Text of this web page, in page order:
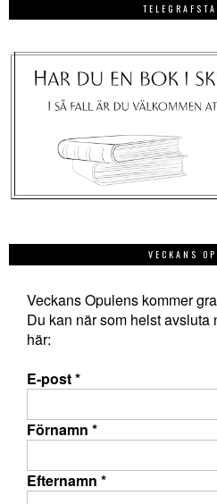
VECKANS
Veckans Opulens kommer
Du kan när som helst avsluta
här:
E-post*
Förnamn *
Efternamn *